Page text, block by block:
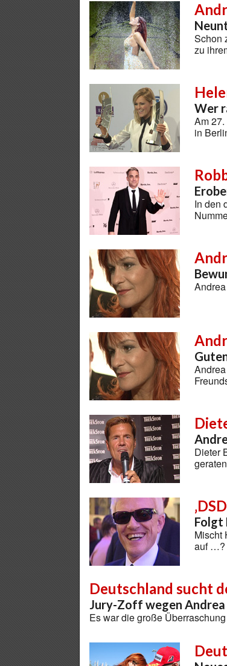
Schon
zu
Wer
Am
in
In den
Dieter
Folgt
Mischt
auf …?
Deutschland sucht
Jury-Zoff wegen Andrea
Es war die große